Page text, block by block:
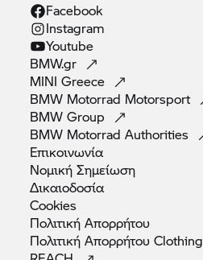
Facebook
Instagram
Youtube
BMW.gr
MINIGreece
BMW Motorrad Motorsport
BMWGroup
BMW MotorradAuthorities
Επικοινωνία
ΝομικήΣημείωση
Δικαιοδοσία
Cookies
ΠολιτικήΑπορρήτου
Πολιτική ΑπορρήτουClothing